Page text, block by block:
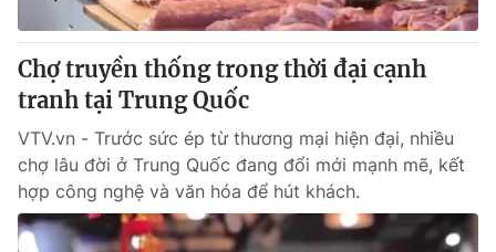
Chợ truyền thống trong thời đại cạnh
tranh tại Trung Quốc
VTV.vn - Trước sức ép từ thương mại hiện đại, nhiều
chợ lâu đời ở Trung Quốc đang đổi mới mạnh mẽ, kết
hợp công nghệ và văn hóa để hút khách.